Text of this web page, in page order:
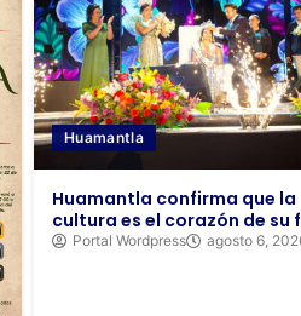
Huamantla
Huamantla confirma que la
cultura es el corazón de su
Portal Wordpress agosto 6,